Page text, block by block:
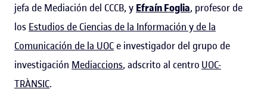
jefa de Mediación del CCCB, y Efraín Foglia, profesor de
los Estudios de Ciencias de la Información y de la
Comunicación de la UOCe investigador del grupo de
investigación Mediaccions, adscrito al centro UOC-
TRÀNSIC.